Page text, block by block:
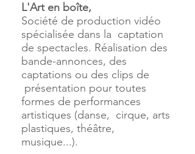
L'Art en boîte,
Société de production vidéo
spécialisée dans la captation
de spectacles. Réalisation des
bande-annonces, des
captations ou des clips de
présentation pour toutes
formes de performances
artistiques (danse, cirque, arts
plastiques, théâtre,
musique...).